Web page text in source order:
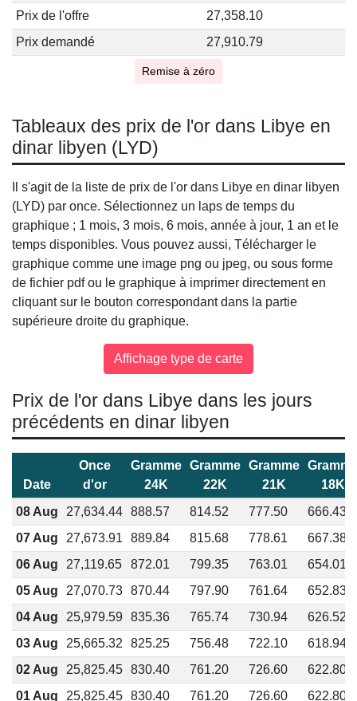
Prix de l'offre
27,358.10
Prix demandé
27,910.79
Remise à zéro
Tableaux des prix de l'or dans Libye en
dinar libyen (LYD)
Il s'agit de la liste de prix de l'or dans Libye en dinar libyen
(LYD) par once. Sélectionnez un laps de temps du
graphique ; 1 mois, 3 mois, 6 mois, année à jour, 1 an et le
temps disponibles. Vous pouvez aussi, Télécharger le
graphique comme une image png ou jpeg, ou sous forme
de fichier pdf ou le graphique à imprimer directement en
cliquant sur le bouton correspondant dans la partie
supérieure droite du graphique.
Prix de l'or dans Libye dans les jours
précédents en dinar libyen
Date
Once
d'or
Gramme
24K
Gramme
22K
Gramme
21K
18K
08 Aug
27,634.44 888.57 814.52 777.50
666.43
07 Aug
27,673.91 889.84 815.68 778.61
667.38
06 Aug
27,119.65 872.01 799.35 763.01
654.01
05 Aug
27,070.73 870.44 797.90 761.64
652.83
04 Aug
25,979.59 835.36 765.74 730.94
626.52
03 Aug
25,665.32 825.25 756.48 722.10
618.94
02 Aug
25,825.45 830.40 761.20 726.60
622.80
01 Aug
25,825.45 830.40 761.20 726.60 622.80